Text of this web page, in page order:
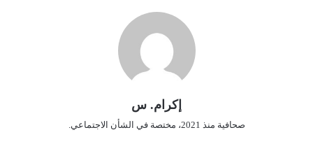
إكرام. س
صحافية منذ 2021، مختصة في الشأن الاجتماعي.